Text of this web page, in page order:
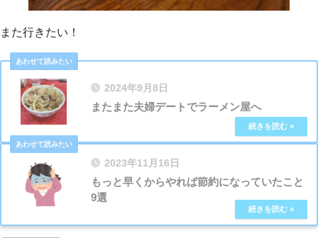
また行きたい！
2024年9月8日
またまた夫婦デートでラーメン屋へ
2023年11月16日
もっと早くからやれば節約になっていたこと
9選